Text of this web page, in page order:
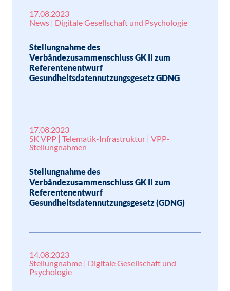
17.08.2023
News | Digitale Gesellschaft und Psychologie
Stellungnahme des
Verbändezusammenschluss GK II zum
Referentenentwurf
Gesundheitsdatennutzungsgesetz GDNG
17.08.2023
SK VPP | Telematik-Infrastruktur | VPP-
Stellungnahmen
Stellungnahme des
Verbändezusammenschluss GK II zum
Referentenentwurf
Gesundheitsdatennutzungsgesetz (GDNG)
14.08.2023
Stellungnahme | Digitale Gesellschaft und
Psychologie